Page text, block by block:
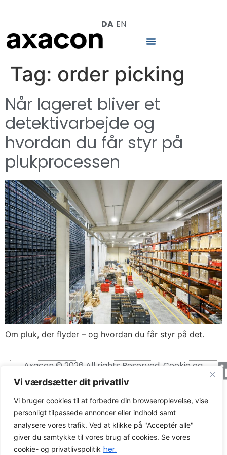
Vi værdsætter dit privatliv
Vi bruger cookies til at forbedre din browseroplevelse, vise
personligt tilpassede annoncer eller indhold samt
analysere vores trafik. Ved at klikke på "Acceptér alle"
giver du samtykke til vores brug af cookies. Se vores
cookie- og privatlivspolitik her.
DA EN
Tag: order picking
Når lageret bliver et
detektivarbejde og
hvordan du får styr på
plukprocessen
Om pluk, der flyder – og hvordan du får styr på det.
Axacon © 2026 All rights Reserved.Cookie og